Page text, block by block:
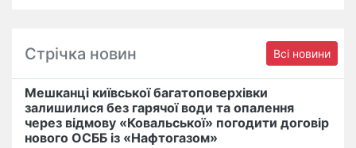
Стрічка новин Всі новини
Мешканці київської багатоповерхівки
залишилися без гарячої води та опалення
через відмову «Ковальської» погодити договір
нового ОСББ із «Нафтогазом»